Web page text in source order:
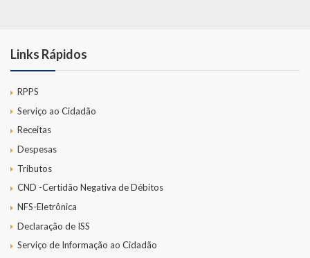
Links Rápidos
RPPS
Serviço ao Cidadão
Receitas
Despesas
Tributos
CND -Certidão Negativa de Débitos
NFS-Eletrônica
Declaração de ISS
Serviço de Informação ao Cidadão